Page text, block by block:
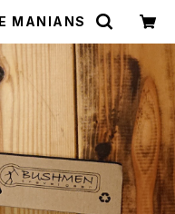
MANIANS